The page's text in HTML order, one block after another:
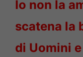
Io non la
scatena la
di Uomini